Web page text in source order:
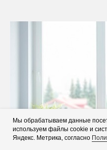
Мы обрабатываем данные
используем файлы cookie и
Яндекс. Метрика, согласно